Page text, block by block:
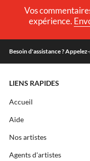
Vos
expérience.
Besoin d'assistance ?
LIENS RAPIDES
Accueil
Aide
Nos artistes
Agents d'artistes